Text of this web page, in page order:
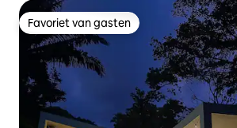
Favoriet van gasten
Favoriet van gasten